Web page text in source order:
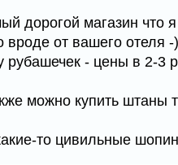
дорогой магазин что
вроде от вашего отеля
рубашечек - цены в 2-3
можно купить штаны
то цивильные